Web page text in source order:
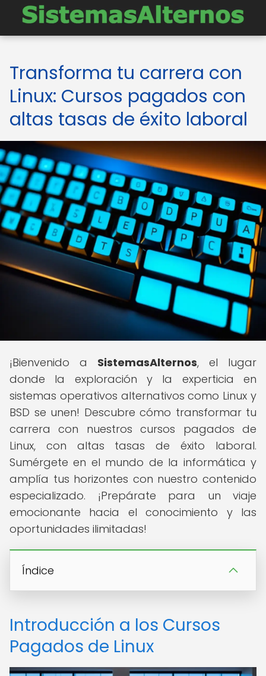
Transforma tu carrera con
Linux: Cursos pagados con
altas tasas de éxito laboral
¡Bienvenido a SistemasAlternos, el lugar
donde la exploración y la experticia en
sistemas operativos alternativos como Linux y
BSD se unen! Descubre cómo transformar tu
carrera con nuestros cursos pagados de
Linux, con altas tasas de éxito laboral.
Sumérgete en el mundo de la informática y
amplía tus horizontes con nuestro contenido
especializado. ¡Prepárate para un viaje
emocionante hacia el conocimiento y las
oportunidades ilimitadas!
Índice
Introducción a los Cursos
Pagados de Linux